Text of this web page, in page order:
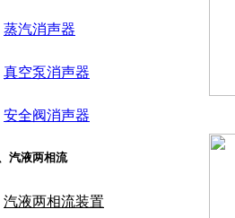
蒸汽消声器
真空泵消声器
安全阀消声器
汽液两相流
汽液两相流装置